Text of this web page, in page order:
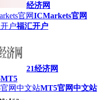
经济网
ICMarkets官网
福汇开户
21经济网
MT5
MT5官网中文站